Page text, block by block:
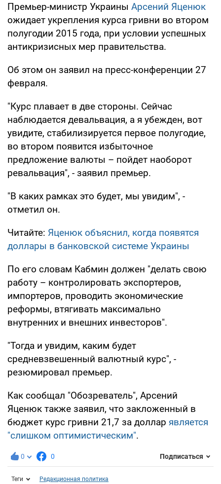
Премьер-министр Украины Арсений Яценюк
ожидает укрепления курса гривни во втором
полугодии 2015 года, при условии успешных
антикризисных мер правительства.
Об этом он заявил на пресс-конференции 27
февраля.
"Курс плавает в две стороны. Сейчас
наблюдается девальвация, а я убежден, вот
увидите, стабилизируется первое полугодие,
во втором появится избыточное
предложение валюты – пойдет наоборот
ревальвация", - заявил премьер.
"В каких рамках это будет, мы увидим", -
отметил он.
Читайте: Яценюк объяснил, когда появятся
доллары в банковской системе Украины
По его словам Кабмин должен "делать свою
работу – контролировать экспортеров,
импортеров, проводить экономические
реформы, втягивать максимально
внутренних и внешних инвесторов".
"Тогда и увидим, каким будет
средневзвешенный валютный курс", -
резюмировал премьер.
Как сообщал "Обозреватель", Арсений
Яценюк также заявил, что закложенный в
бюджет курс гривни 21,7 за доллар является
"слишком оптимистическим".
0 0 Подписаться
Теги Редакционная политика